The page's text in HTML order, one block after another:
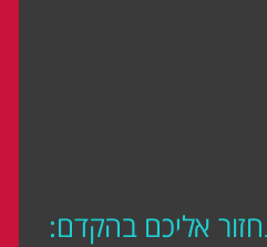
אליכם בהקדם: